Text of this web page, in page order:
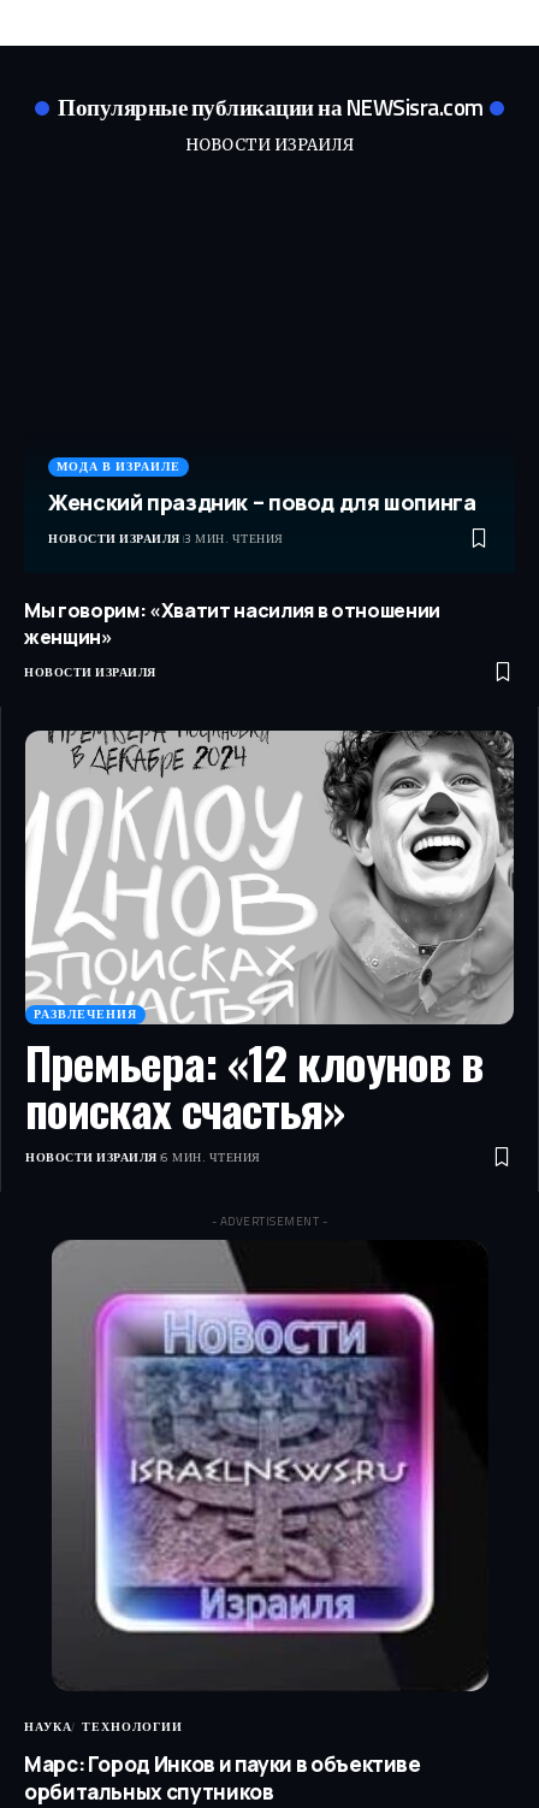
Популярные публикации на NEWSisra.com
НОВОСТИ ИЗРАИЛЯ
МОДА В ИЗРАИЛЕ
Женский праздник – повод для шопинга
НОВОСТИ ИЗРАИЛЯ 3 МИН. ЧТЕНИЯ
Мы говорим: «Хватит насилия в отношении
женщин»
НОВОСТИ ИЗРАИЛЯ
РАЗВЛЕЧЕНИЯ
Премьера: «12 клоунов в
поисках счастья»
НОВОСТИ ИЗРАИЛЯ 6 МИН. ЧТЕНИЯ
- ADVERTISEMENT -
НАУКА ТЕХНОЛОГИИ
Марс: Город Инков и пауки в объективе
орбитальных спутников